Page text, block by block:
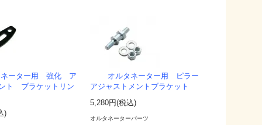
ネーター用 強化 ア
ト ブラケットリン
)
オルタネーター用 ピラー
アジャストメントブラケット
5,280円(税込)
オルタネーターパーツ